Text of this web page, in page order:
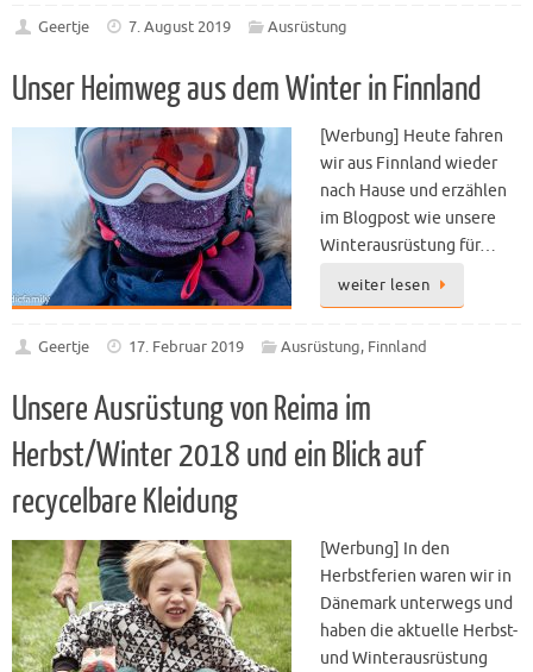
Geertje 7. August 2019 Ausrüstung
Unser Heimweg aus dem Winter in Finnland
[Werbung] Heute fahren
wir aus Finnland wieder
nach Hause und erzählen
im Blogpost wie unsere
Winterausrüstung für…
weiter lesen
Geertje 17. Februar 2019 Ausrüstung, Finnland
Unsere Ausrüstung von Reima im
Herbst/Winter 2018 und ein Blick auf
recycelbare Kleidung
[Werbung] In den
Herbstferien waren wir in
Dänemark unterwegs und
haben die aktuelle Herbst-
und Winterausrüstung